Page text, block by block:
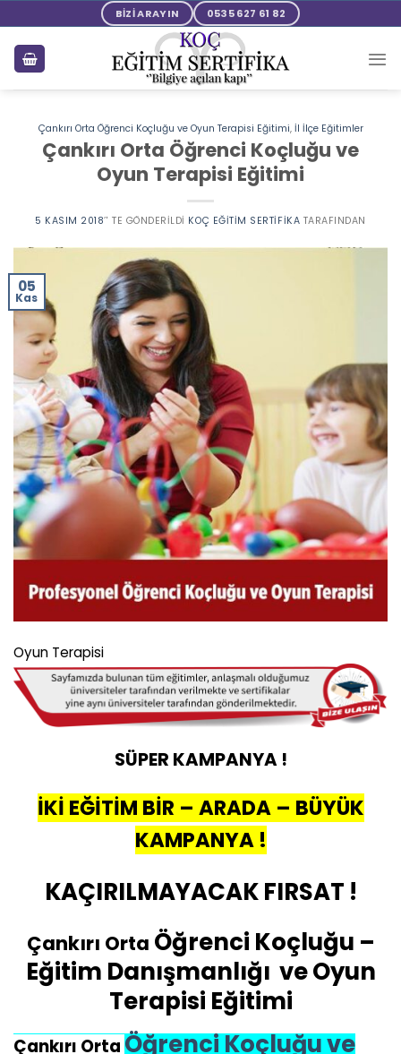
to
content
BİZİ ARAYIN 0535 627 61 82
Çankırı Orta Öğrenci Koçluğu ve Oyun Terapisi Eğitimi, İl İlçe Eğitimler
Çankırı Orta Öğrenci Koçluğu ve
Oyun Terapisi Eğitimi
5 KASIM 2018’' TE GÖNDERILDI KOÇ EĞITIM SERTIFIKA TARAFINDAN
05
Kas
Oyun Terapisi
SÜPER KAMPANYA !
İKİ EĞİTİM BİR – ARADA – BÜYÜK
KAMPANYA !
KAÇIRILMAYACAK FIRSAT !
Çankırı Orta Öğrenci Koçluğu –
Eğitim Danışmanlığı ve Oyun
Terapisi Eğitimi
Çankırı OrtaÖğrenci Koçluğu ve